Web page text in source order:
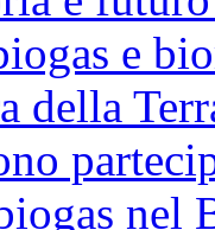
e
della
nel